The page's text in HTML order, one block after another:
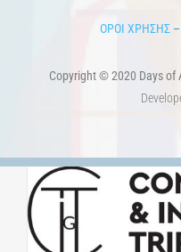
ΟΡΟΙ ΧΡΗΣΗΣ–
Copyright © 2020 Days of